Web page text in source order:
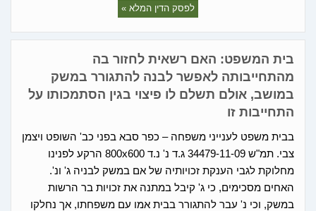
לפסק הדין המלא »
בית המשפט: האם רשאית לחזור בה
מהתחייבותה לאפשר לבנה להתגורר במשק
במושב, אולם תשלם לו פיצוי בגין הסתמכותו על
התחייבות זו
בבית משפט לענייני משפחה – כפר סבא בפני כב' השופט ויצמן
צבי. תמ"ש 34479-11-09 ג.ד נ' נ.ד 800x600 הרקע לפנינו
מחלוקת לגבי הענקת זכויותיה של אם במשק לבניה ג' ונ'.
האחים מסכימים, כי ג' קיבל במתנה את זכויות בר הרשות
במשק, וכי נ' עבר להתגורר בבית אמו עם משפחתו, אך נחלקו